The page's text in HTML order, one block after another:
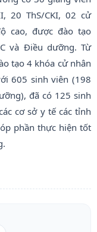
20 ThS/CKI, 02 cử
cao, được đào tạo
và Điều dưỡng. Từ
tạo 4 khóa cử nhân
605 sinh viên (198
đã có 125 sinh
cơ sở y tế các tỉnh
phần thực hiện tốt